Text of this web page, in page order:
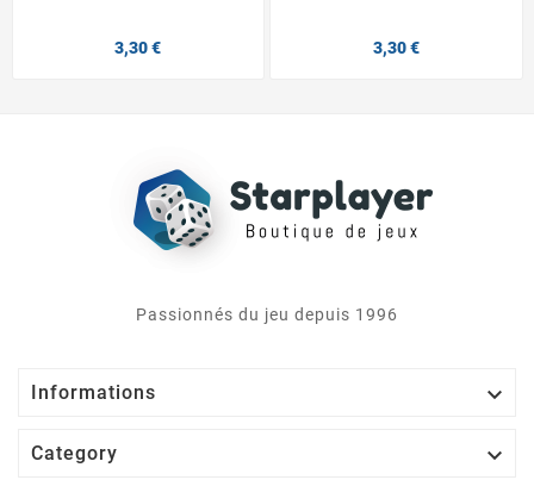
3,30 € 3,30 €
Passionnés du jeu depuis 1996
Informations 
Category 